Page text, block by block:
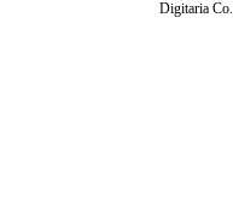
Digitaria